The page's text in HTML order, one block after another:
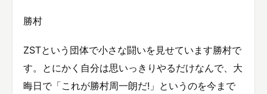
勝村
ZSTという団体で小さな闘いを見せています勝村で
す。とにかく自分は思いっきりやるだけなんで、大
晦日で「これが勝村周一朗だ!」というのを今まで